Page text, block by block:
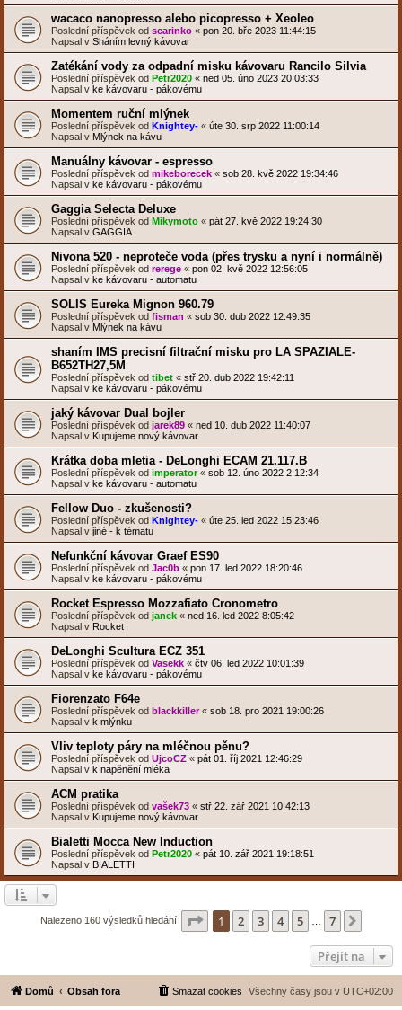
wacaco nanopresso alebo picopresso + Xeoleo
Poslední příspěvek od scarinko « pon 20. bře 2023 11:44:15
Napsal v Sháním levný kávovar
Zatékání vody za odpadní misku kávovaru Rancilo Silvia
Poslední příspěvek od Petr2020 « ned 05. úno 2023 20:03:33
Napsal v ke kávovaru - pákovému
Momentem ruční mlýnek
Poslední příspěvek od Knightey- « úte 30. srp 2022 11:00:14
Napsal v Mlýnek na kávu
Manuálny kávovar - espresso
Poslední příspěvek od mikeborecek « sob 28. kvě 2022 19:34:46
Napsal v ke kávovaru - pákovému
Gaggia Selecta Deluxe
Poslední příspěvek od Mikymoto « pát 27. kvě 2022 19:24:30
Napsal v GAGGIA
Nivona 520 - neproteče voda (přes trysku a nyní i normálně)
Poslední příspěvek od rerege « pon 02. kvě 2022 12:56:05
Napsal v ke kávovaru - automatu
SOLIS Eureka Mignon 960.79
Poslední příspěvek od fisman « sob 30. dub 2022 12:49:35
Napsal v Mlýnek na kávu
shaním IMS precisní filtrační misku pro LA SPAZIALE-
B652TH27,5M
Poslední příspěvek od tibet « stř 20. dub 2022 19:42:11
Napsal v ke kávovaru - pákovému
jaký kávovar Dual bojler
Poslední příspěvek od jarek89 « ned 10. dub 2022 11:40:07
Napsal v Kupujeme nový kávovar
Krátka doba mletia - DeLonghi ECAM 21.117.B
Poslední příspěvek od imperator« sob 12. úno 2022 2:12:34
Napsal v ke kávovaru - automatu
Fellow Duo - zkušenosti?
Poslední příspěvek od Knightey- « úte 25. led 2022 15:23:46
Napsal v jiné - k tématu
Nefunkční kávovar Graef ES90
Poslední příspěvek od Jac0b « pon 17. led 2022 18:20:46
Napsal v ke kávovaru - pákovému
Rocket Espresso Mozzafiato Cronometro
Poslední příspěvek od janek « ned 16. led 2022 8:05:42
Napsal v Rocket
DeLonghi Scultura ECZ 351
Poslední příspěvek od Vasekk « čtv 06. led 2022 10:01:39
Napsal v ke kávovaru - pákovému
Fiorenzato F64e
Poslední příspěvek od blackkiller « sob 18. pro 2021 19:00:26
Napsal v k mlýnku
Vliv teploty páry na mléčnou pěnu?
Poslední příspěvek od UjcoCZ « pát 01. říj 2021 12:46:29
Napsal v k napěnění mléka
ACM pratika
Poslední příspěvek od vašek73 « stř 22. zář 2021 10:42:13
Napsal v Kupujeme nový kávovar
Bialetti Mocca New Induction
Poslední příspěvek od Petr2020 « pát 10. zář 2021 19:18:51
Napsal v BIALETTI
Nalezeno 160 výsledků hledání Stránka z
1 2 3 4 5 7
Přejít na
Domů Obsah fora Všechny časy jsou v UTC+02:00
Smazat cookies